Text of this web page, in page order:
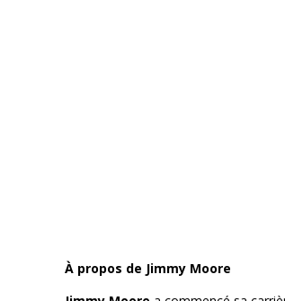
À propos de Jimmy Moore